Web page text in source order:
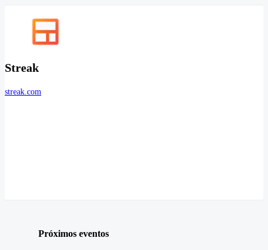
Streak
streak.com
Próximos eventos